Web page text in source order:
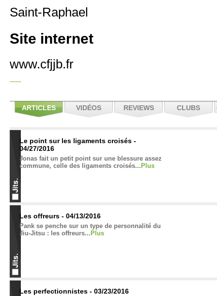
Saint-Raphael
Site internet
www.cfjjb.fr
ARTICLES VIDÉOS REVIEWS CLUBS
Le point sur les ligaments croisés -
04/27/2016
Jonas fait un petit point sur une blessure assez
commune, celle des ligaments croisés... Plus
Les offreurs - 04/13/2016
Pank se penche sur un type de personnalité du
Jiu-Jitsu : les offreurs... Plus
Les perfectionnistes - 03/23/2016